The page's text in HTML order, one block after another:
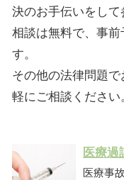
決のお手伝いをし
相談は無料で、事
す。
その他の法律問題
軽にご相談ください
医療過
医療事